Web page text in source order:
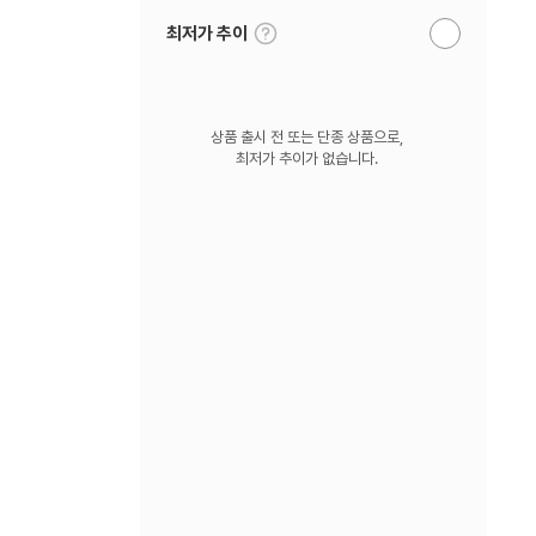
최저가 추이
툴
팁
알
상품 출시 전 또는 단종 상품으로,
최저가 추이가 없습니다.